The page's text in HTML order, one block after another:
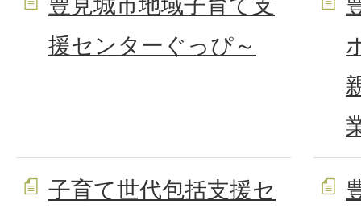
豊見城市地域子育て支
援センターぐっぴ～
子育て世代包括支援セ